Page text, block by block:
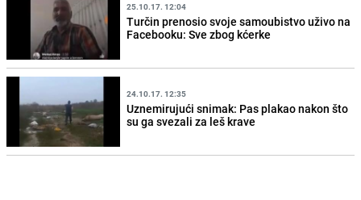
25.10.17. 12:04
Turčin prenosio svoje samoubistvo uživo na
Facebooku: Sve zbog kćerke
24.10.17. 12:35
Uznemirujući snimak: Pas plakao nakon što
su ga svezali za leš krave